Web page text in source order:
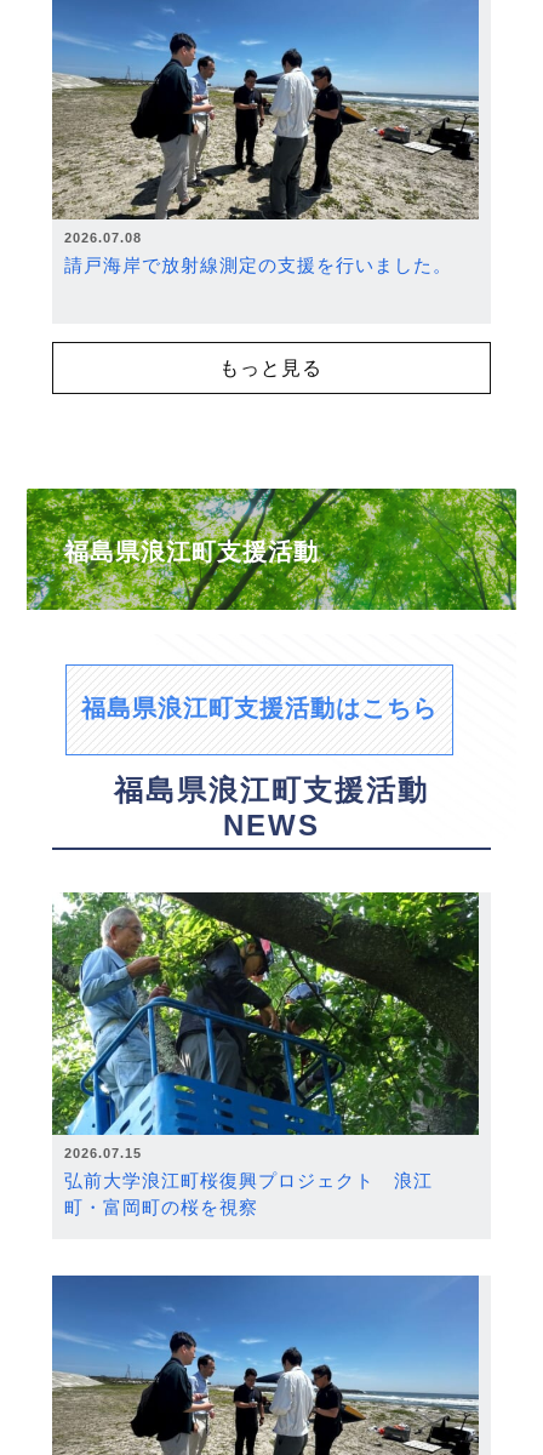
2026.07.08
請戸海岸で放射線測定の支援を行いました。
もっと見る
福島県浪江町支援活動
福島県浪江町支援活動はこちら
福島県浪江町支援活動
NEWS
2026.07.15
弘前大学浪江町桜復興プロジェクト 浪江
町・富岡町の桜を視察